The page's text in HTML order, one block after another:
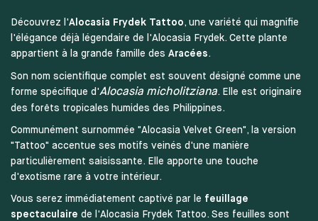
Découvrez l'Alocasia Frydek Tattoo, une variété qui magnifie
l'élégance déjà légendaire de l'Alocasia Frydek. Cette plante
appartient à la grande famille des Aracées.
Son nom scientifique complet est souvent désigné comme une
forme spécifique d'Alocasia micholitziana. Elle est originaire
des forêts tropicales humides des Philippines.
Communément surnommée "Alocasia Velvet Green", la version
"Tattoo" accentue ses motifs veinés d'une manière
particulièrement saisissante. Elle apporte une touche
d'exotisme rare à votre intérieur.
Vous serez immédiatement captivé par le feuillage
spectaculaire de l'Alocasia Frydek Tattoo. Ses feuilles sont